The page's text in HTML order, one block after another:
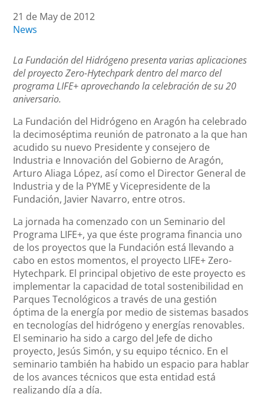
21 de May de 2012
News
La Fundación del Hidrógeno presenta varias aplicaciones
del proyecto Zero-Hytechpark dentro del marco del
programa LIFE+ aprovechando la celebración de su 20
aniversario.
La Fundación del Hidrógeno en Aragón ha celebrado
la decimoséptima reunión de patronato a la que han
acudido su nuevo Presidente y consejero de
Industria e Innovación del Gobierno de Aragón,
Arturo Aliaga López, así como el Director General de
Industria y de la PYME y Vicepresidente de la
Fundación, Javier Navarro, entre otros.
La jornada ha comenzado con un Seminario del
Programa LIFE+, ya que éste programa financia uno
de los proyectos que la Fundación está llevando a
cabo en estos momentos, el proyecto LIFE+ Zero-
Hytechpark. El principal objetivo de este proyecto es
implementar la capacidad de total sostenibilidad en
Parques Tecnológicos a través de una gestión
óptima de la energía por medio de sistemas basados
en tecnologías del hidrógeno y energías renovables.
El seminario ha sido a cargo del Jefe de dicho
proyecto, Jesús Simón, y su equipo técnico. En el
seminario también ha habido un espacio para hablar
de los avances técnicos que esta entidad está
realizando día a día.